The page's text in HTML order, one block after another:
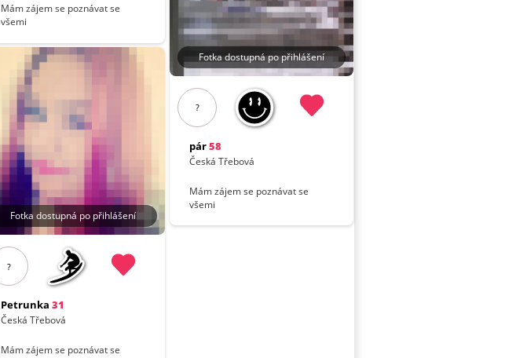
Mám zájem se poznávat se
všemi
Fotka dostupná po přihlášení
?
Petrunka 31
Česká Třebová
Mám zájem se poznávat se
Fotka dostupná po přihlášení
?
pár58
Česká Třebová
Mám zájem se poznávat se
všemi